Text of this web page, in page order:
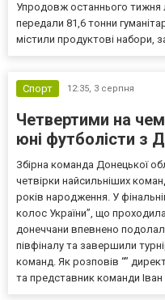
Упродовж останнього тижня
передали 81,6 тонни
містили продуктові набори,
Спорт 12:35, 3 серпня
Четвертими на
юні футболісти з
Збірна команда Донецької
четвірки найсильніших
років народження. У
колос України”, що
донеччани впевнено
півфіналу та завершили
команд. Як розповів “”
та представник команди